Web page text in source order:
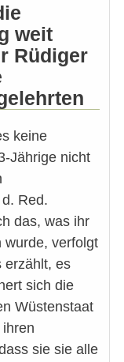
weit
Rüdiger
keine
Jährige nicht
Red.
das, was ihr
wurde, verfolgt
erzählt, es
sich die
Wüstenstaat
sie sie alle